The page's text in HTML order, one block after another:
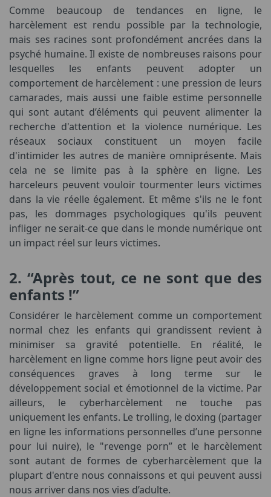
Comme beaucoup de tendances en ligne, le
harcèlement est rendu possible par la technologie,
mais ses racines sont profondément ancrées dans la
psyché humaine. Il existe de nombreuses raisons pour
lesquelles les enfants peuvent adopter un
comportement de harcèlement : une pression de leurs
camarades, mais aussi une faible estime personnelle
qui sont autant d’éléments qui peuvent alimenter la
recherche d'attention et la violence numérique. Les
réseaux sociaux constituent un moyen facile
d'intimider les autres de manière omniprésente. Mais
cela ne se limite pas à la sphère en ligne. Les
harceleurs peuvent vouloir tourmenter leurs victimes
dans la vie réelle également. Et même s'ils ne le font
pas, les dommages psychologiques qu'ils peuvent
infliger ne serait-ce que dans le monde numérique ont
un impact réel sur leurs victimes.
2. “Après tout, ce ne sont que des
enfants !”
Considérer le harcèlement comme un comportement
normal chez les enfants qui grandissent revient à
minimiser sa gravité potentielle. En réalité, le
harcèlement en ligne comme hors ligne peut avoir des
conséquences graves à long terme sur le
développement social et émotionnel de la victime. Par
ailleurs, le cyberharcèlement ne touche pas
uniquement les enfants. Le trolling, le doxing (partager
en ligne les informations personnelles d’une personne
pour lui nuire), le "revenge porn” et le harcèlement
sont autant de formes de cyberharcèlement que la
plupart d'entre nous connaissons et qui peuvent aussi
nous arriver dans nos vies d’adulte.